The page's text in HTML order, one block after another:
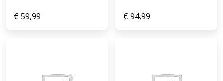
€59,99 €94,99